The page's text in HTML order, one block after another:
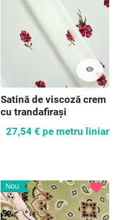
visibility
Satină de viscoză crem
cu trandafirași
27,54 € pe metru liniar
Nou favorite